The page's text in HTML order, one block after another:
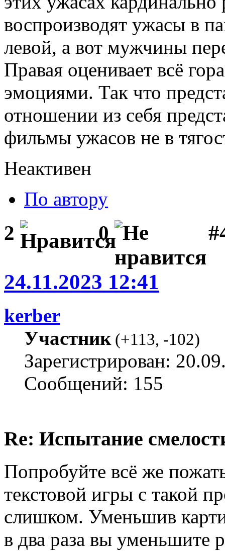
воспроизводят ужасы в
левой, а вот мужчины
Правая оценивает всё
эмоциями. Так что
отношении из себя
фильмы ужасов не в
Неактивен
По автору
2 0
24.11.2023 12:41
kerber
Участник(+113, -102)
Зарегистрирован:
Сообщений: 155
Re: Испытание
Попробуйте всё же
текстовой игры с такой
слишком. Уменьшив
в два раза вы уменьшите